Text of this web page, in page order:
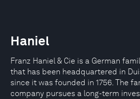
Haniel
Franz Haniel & Cie is a German
that has been headquartered in
since it was founded in 1756. The
company pursues a long-term